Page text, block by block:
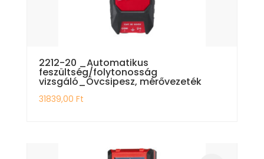
2212-20 _Automatikus
feszültség/folytonosság
vizsgáló_Övcsipesz, mérővezeték
31839,00 Ft